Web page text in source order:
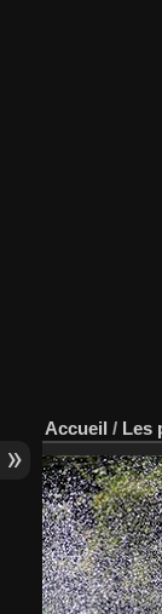
Accueil / Les